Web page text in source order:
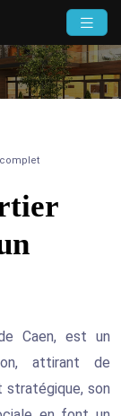
Caen, est un
attirant de
stratégique, son